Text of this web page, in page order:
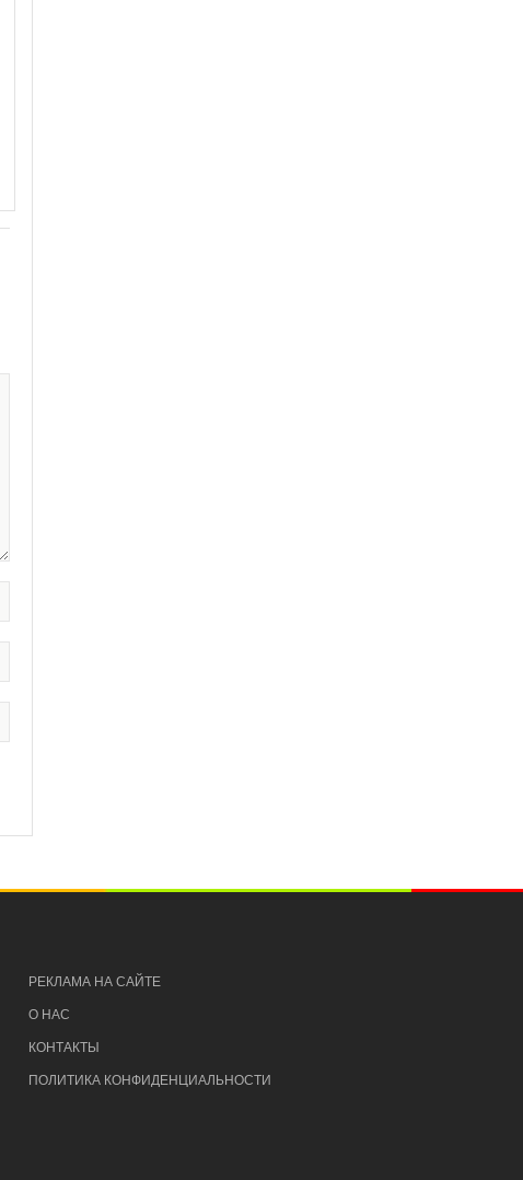
РЕКЛАМА НА САЙТЕ
О НАС
КОНТАКТЫ
ПОЛИТИКА КОНФИДЕНЦИАЛЬНОСТИ